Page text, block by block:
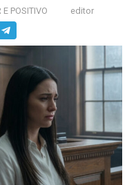
E POSITIVO editor